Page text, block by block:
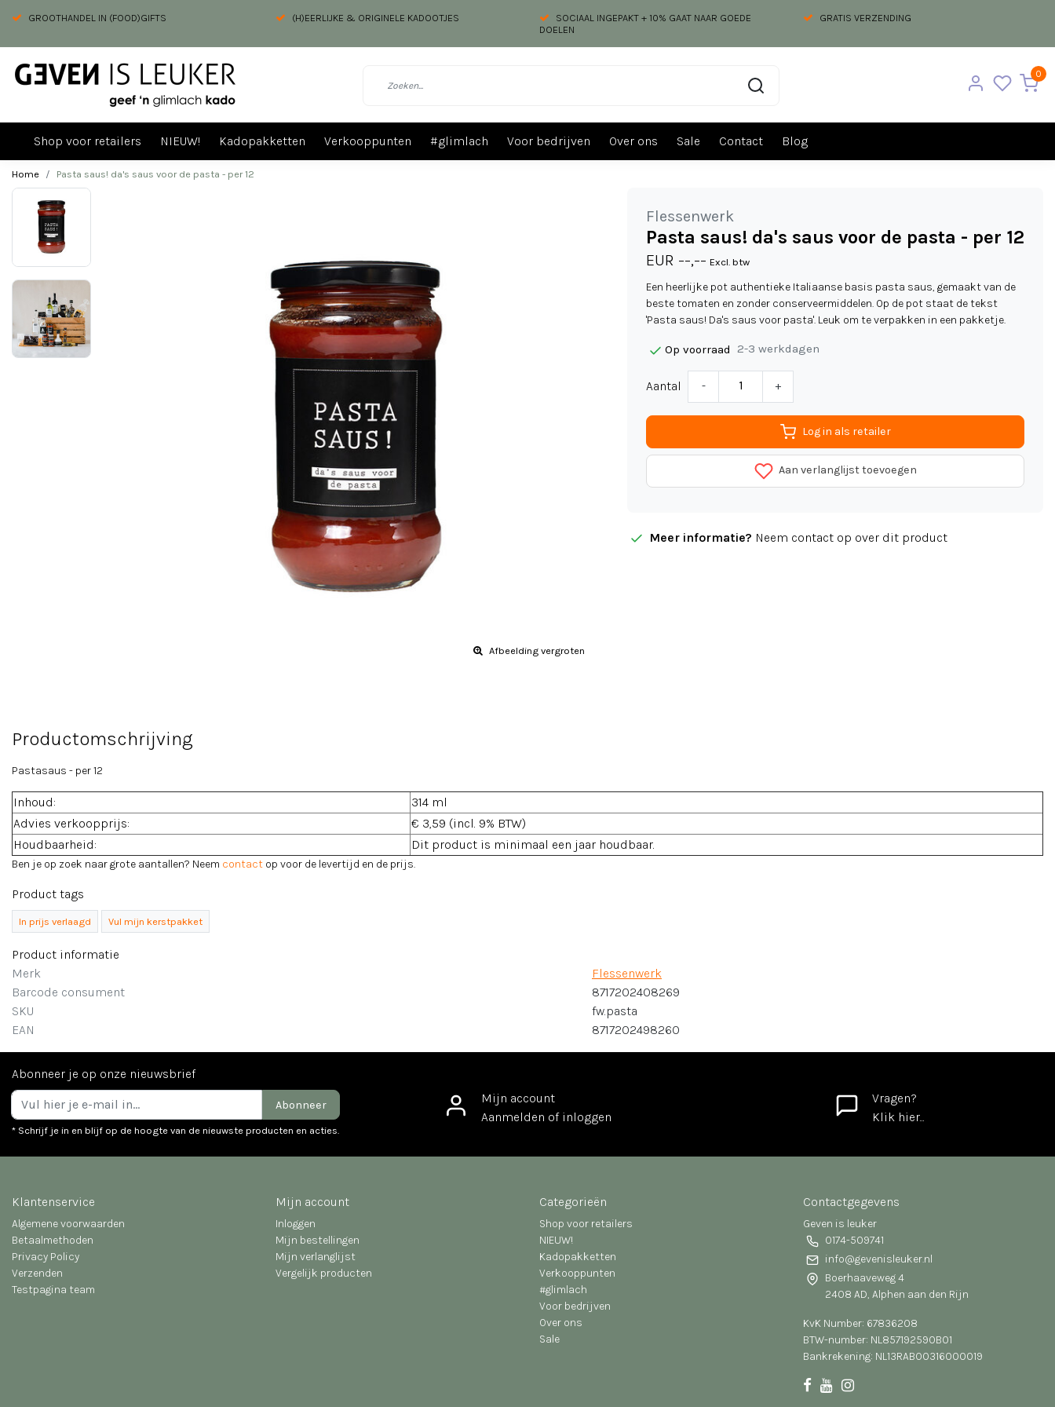
GROOTHANDEL IN (FOOD)GIFTS (H)EERLIJKE & ORIGINELE KADOOTJES
SOCIAAL INGEPAKT + 10% GAAT NAAR GOEDE
DOELEN
GRATIS VERZENDING
0
Shop voor retailers NIEUW! Kadopakketten Verkooppunten #glimlach Voor bedrijven Over ons Sale Contact Blog
Home Pasta saus! da's saus voor de pasta - per 12
Afbeelding vergroten
Flessenwerk
Pasta saus! da's saus voor de pasta - per 12
EUR --,-- Excl. btw
Een heerlijke pot authentieke Italiaanse basis pasta saus, gemaakt van de
beste tomaten en zonder conserveermiddelen. Op de pot staat de tekst
'Pasta saus! Da's saus voor pasta'. Leuk om te verpakken in een pakketje.
Op voorraad 2-3 werkdagen
Aantal - +
Log in als retailer
Aan verlanglijst toevoegen
Meer informatie? Neem contact op over dit product
Productomschrijving
Pastasaus - per 12
Inhoud:
314 ml
Advies verkoopprijs:
€ 3,59 (incl. 9% BTW)
Houdbaarheid:
Dit product is minimaal een jaar houdbaar.
Ben je op zoek naar grote aantallen? Neem contact op voor de levertijd en de prijs.
Product tags
In prijs verlaagd Vul mijn kerstpakket
Product informatie
Merk
Flessenwerk
Barcode consument
8717202408269
SKU
fw.pasta
EAN
8717202498260
Abonneer je op onze nieuwsbrief
Abonneer
* Schrijf je in en blijf op de hoogte van de nieuwste producten en acties.
Mijn account
Aanmelden of inloggen
Vragen?
Klik hier...
Klantenservice
Algemene voorwaarden
Betaalmethoden
Privacy Policy
Verzenden
Testpagina team
Mijn account
Inloggen
Mijn bestellingen
Mijn verlanglijst
Vergelijk producten
Categorieën
Shop voor retailers
NIEUW!
Kadopakketten
Verkooppunten
#glimlach
Voor bedrijven
Over ons
Sale
Contactgegevens
Geven is leuker
0174-509741
info@gevenisleuker.nl
Boerhaaveweg 4
2408 AD, Alphen aan den Rijn
KvK Number: 67836208
BTW-number: NL857192590B01
Bankrekening: NL13RABO0316000019